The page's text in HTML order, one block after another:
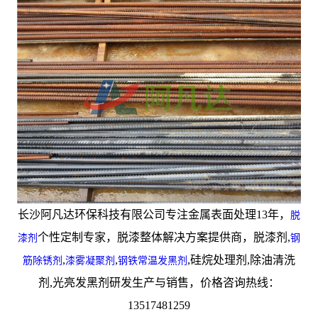
长沙阿凡达环保科技有限公司专注金属表面处理13年， 脱
漆剂 个性定制专家，脱漆整体解决方案提供商，脱漆剂,钢
筋除锈剂 ,漆雾凝聚剂 ,钢铁常温发黑剂 ,硅烷处理剂,除油清洗
剂,光亮发黑剂研发生产与销售，价格咨询热线：
13517481259